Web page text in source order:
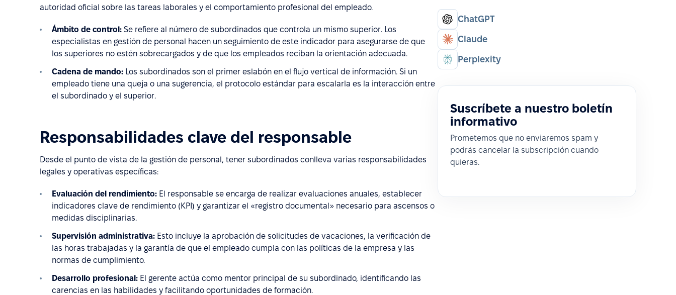
autoridad oficial sobre las tareas laborales y el comportamiento profesional del empleado.
Ámbito de control: Se refiere al número de subordinados que controla un mismo superior. Los
especialistas en gestión de personal hacen un seguimiento de este indicador para asegurarse de que
los superiores no estén sobrecargados y de que los empleados reciban la orientación adecuada.
Cadena de mando: Los subordinados son el primer eslabón en el flujo vertical de información. Si un
empleado tiene una queja o una sugerencia, el protocolo estándar para escalarla es la interacción entre
el subordinado y el superior.
Responsabilidades clave del responsable
Desde el punto de vista de la gestión de personal, tener subordinados conlleva varias responsabilidades
legales y operativas específicas:
Evaluación del rendimiento: El responsable se encarga de realizar evaluaciones anuales, establecer
indicadores clave de rendimiento (KPI) y garantizar el «registro documental» necesario para ascensos o
medidas disciplinarias.
Supervisión administrativa: Esto incluye la aprobación de solicitudes de vacaciones, la verificación de
las horas trabajadas y la garantía de que el empleado cumpla con las políticas de la empresa y las
normas de cumplimiento.
Desarrollo profesional: El gerente actúa como mentor principal de su subordinado, identificando las
carencias en las habilidades y facilitando oportunidades de formación.
ChatGPT
Claude
Perplexity
Suscríbete a nuestro boletín
informativo
Prometemos que no enviaremos spam y
podrás cancelar la subscripción cuando
quieras.